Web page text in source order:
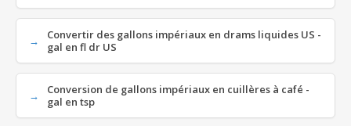
Convertir des gallons impériaux en drams liquides US -
gal en fl dr US
Conversion de gallons impériaux en cuillères à café -
gal en tsp